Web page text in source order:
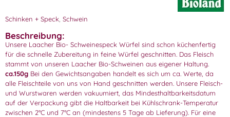
Schinken + Speck Schwein
Beschreibung:
Unsere Laacher Bio- Schweinespeck Würfel sind schon küchenfertig
für die schnelle Zubereitung in feine Würfel geschnitten. Das Fleisch
stammt von unseren Laacher Bio-Schweinen aus eigener Haltung.
ca.150g Bei den Gewichtsangaben handelt es sich um ca. Werte, da
alle Fleischteile von uns von Hand geschnitten werden. Unsere Fleisch-
und Wurstwaren werden vakuumiert, das Mindesthaltbarkeitsdatum
auf der Verpackung gibt die Haltbarkeit bei Kühlschrank-Temperatur
zwischen 2°C und 7°C an (mindestens 5 Tage ab Lieferung). Für eine